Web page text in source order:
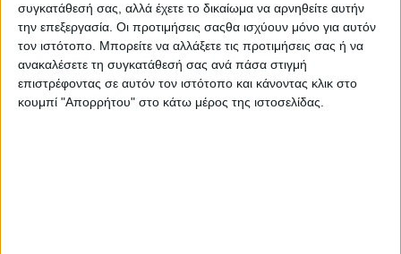
συγκατάθεσή σας, αλλά έχετε το δικαίωμα να αρνηθείτε αυτήν
την επεξεργασία. Οι προτιμήσεις σαςθα ισχύουν μόνο για αυτόν
τον ιστότοπο. Μπορείτε να αλλάξετε τις προτιμήσεις σας ή να
ανακαλέσετε τη συγκατάθεσή σας ανά πάσα στιγμή
επιστρέφοντας σε αυτόν τον ιστότοπο και κάνοντας κλικ στο
κουμπί "Απορρήτου" στο κάτω μέρος της ιστοσελίδας.